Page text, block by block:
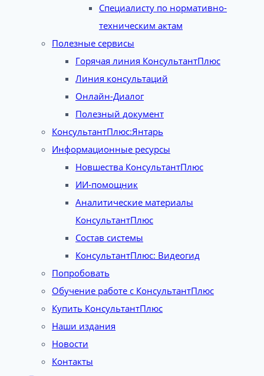
Специалисту по нормативно-
техническим актам
Полезные сервисы
Горячая линия КонсультантПлюс
Линия консультаций
Онлайн-Диалог
Полезный документ
КонсультантПлюс:Янтарь
Информационные ресурсы
Новшества КонсультантПлюс
ИИ-помощник
Аналитические материалы
КонсультантПлюс
Состав системы
КонсультантПлюс: Видеогид
Попробовать
Обучение работе с КонсультантПлюс
Купить КонсультантПлюс
Наши издания
Новости
Контакты